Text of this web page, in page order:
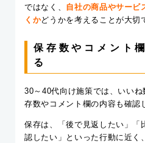
ではなく、 自社の商品やサービ
くかどうかを考えることが大切
保存数やコメント
る
30～40代向け施策では、いい
存数やコメント欄の内容も確認
保存は、「後で見返したい」「
認したい」といった行動に近く